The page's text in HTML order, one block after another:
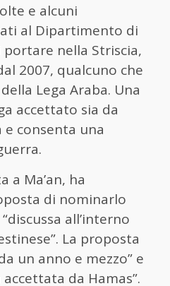
e alcuni
al Dipartimento di
portare nella Striscia,
2007, qualcuno che
Lega Araba. Una
accettato sia da
e consenta una
a Ma’an, ha
di nominarlo
all’interno
La proposta
un anno e mezzo” e
da Hamas”.